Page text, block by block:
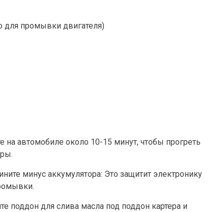
для промывки двигателя)
на автомобиле около 10-15 минут, чтобы прогреть
минус аккумулятора: Это защитит электронику
поддон для слива масла под поддон картера и